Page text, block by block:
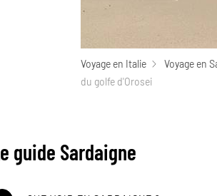
Voyage en Italie
Voyage en
du golfe d'Orosei
Le guide Sardaigne